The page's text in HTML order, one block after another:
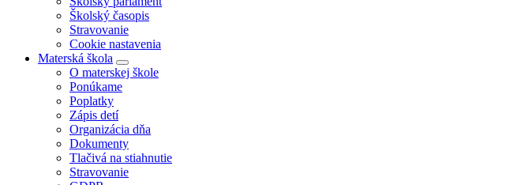
Školský časopis
Stravovanie
Cookie nastavenia
Materská škola
O materskej škole
Ponúkame
Poplatky
Zápis detí
Organizácia dňa
Dokumenty
Tlačivá na stiahnutie
Stravovanie